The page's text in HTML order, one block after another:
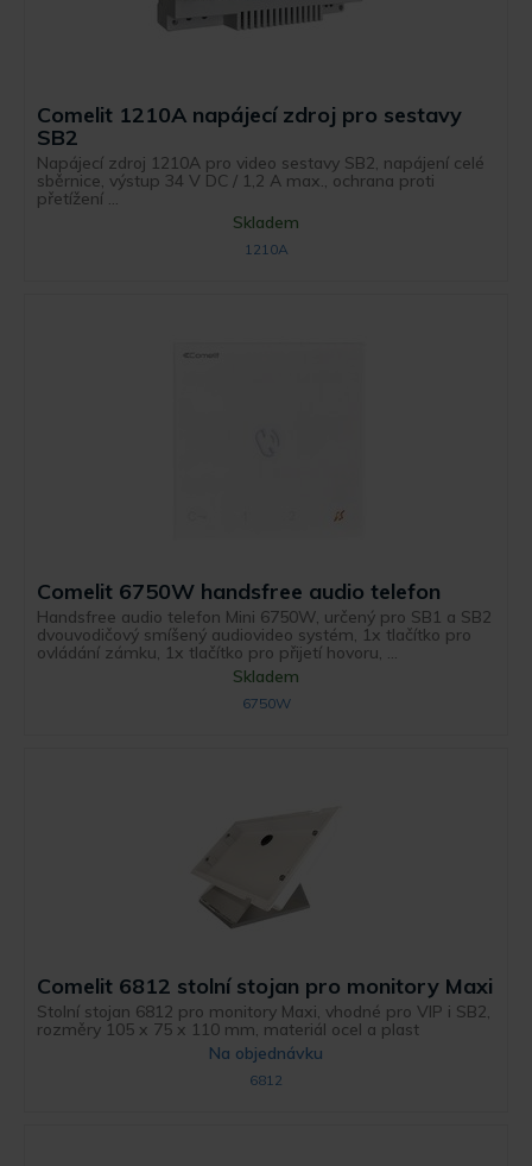
Comelit 1210A napájecí zdroj pro sestavy
SB2
Napájecí zdroj 1210A pro video sestavy SB2, napájení celé
sběrnice, výstup 34 V DC / 1,2 A max., ochrana proti
přetížení ...
Skladem
1210A
Comelit 6750W handsfree audio telefon
Handsfree audio telefon Mini 6750W, určený pro SB1 a SB2
dvouvodičový smíšený audiovideo systém, 1x tlačítko pro
ovládání zámku, 1x tlačítko pro přijetí hovoru, ...
Skladem
6750W
Comelit 6812 stolní stojan pro monitory Maxi
Stolní stojan 6812 pro monitory Maxi, vhodné pro VIP i SB2,
rozměry 105 x 75 x 110 mm, materiál ocel a plast
Na objednávku
6812